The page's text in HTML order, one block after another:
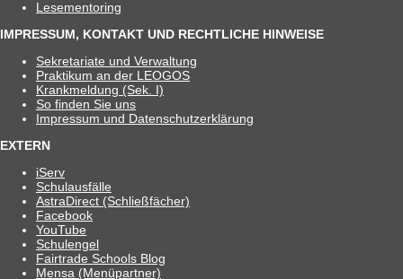
Lese­men­to­ring
IMPRESSUM, KONTAKT UND RECHTLICHE HINWEISE
Sekre­ta­riate und Verwaltung
Prak­ti­kum an der LEOGOS
Krank­mel­dung (Sek. I)
So fin­den Sie uns
Impres­sum und Datenschutzerklärung
EXTERN
iServ
Schul­aus­fälle
Astra­Di­rect (Schließ­fä­cher)
Face­book
You­Tube
Schul­en­gel
Fair­trade Schools Blog
Mensa (Menü­part­ner)